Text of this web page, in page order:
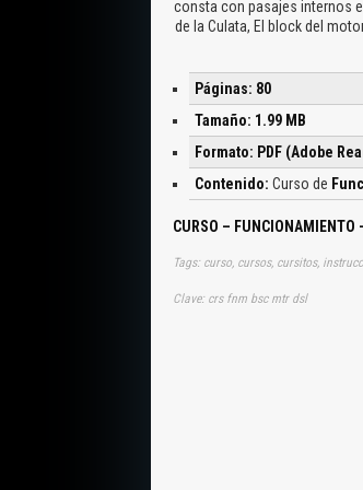
consta con pasajes internos
de la Culata, El block del
Páginas: 80
Tamaño: 1.99 MB
Formato: PDF (Adobe
Contenido: Curso de
CURSO – FUNCIONAMIENTO
Tags: curso, cursos, cursitos,
Clave: crs fnm bsc mtr dsl